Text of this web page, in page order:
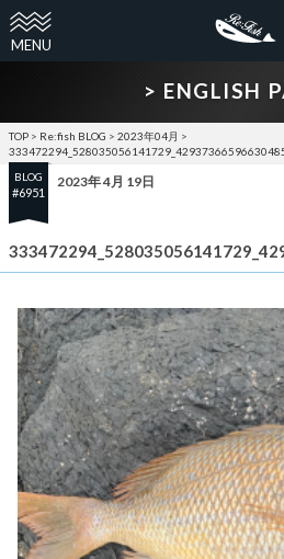
> ENGLISH
TOP > Re:fish BLOG > 2023年04月 >
BLOG
#6951
2023年 4月 19日